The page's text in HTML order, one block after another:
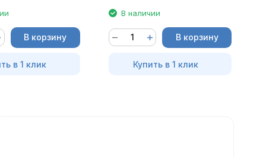
В корзину
в 1 клик
В наличии
В корзину
Купить в 1 клик